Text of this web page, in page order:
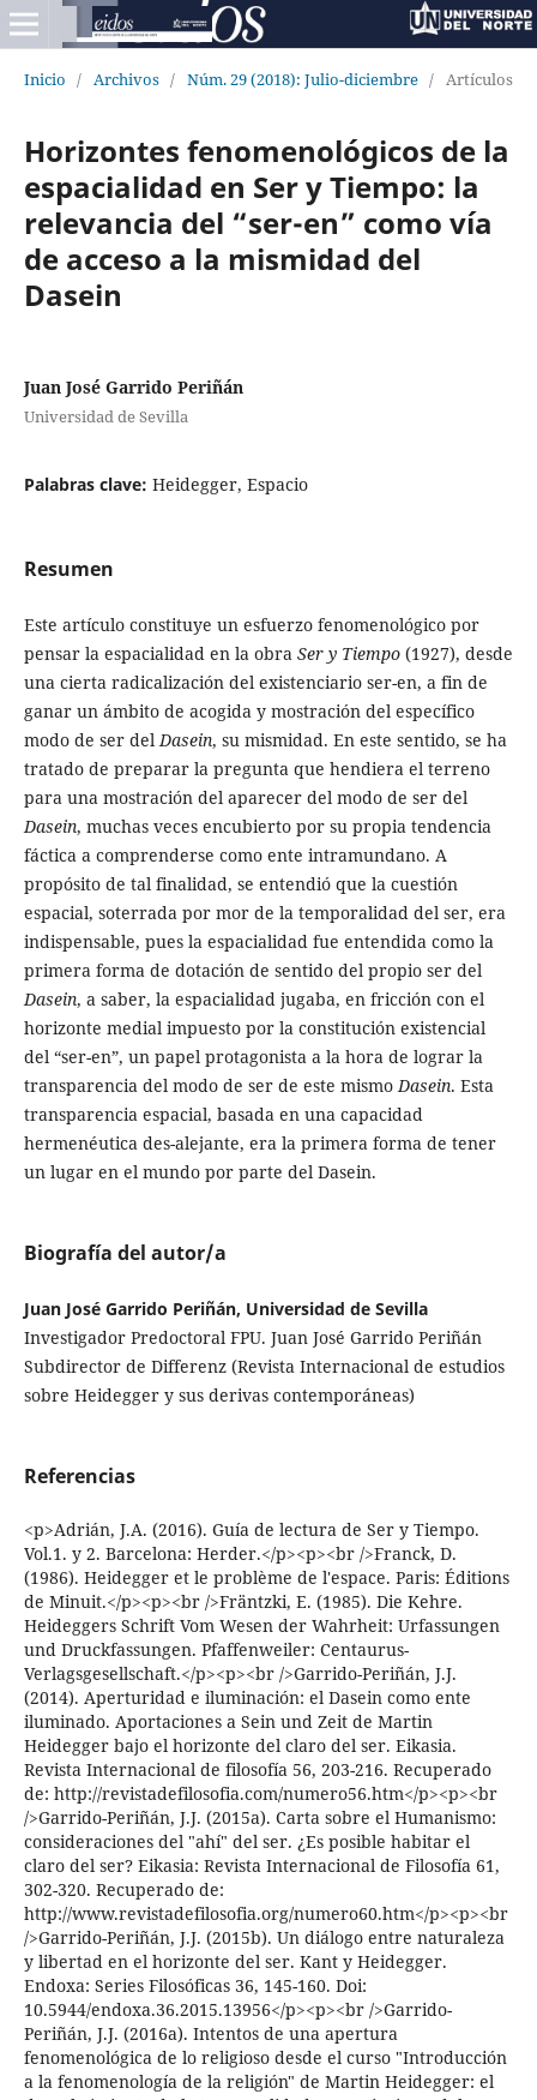
Inicio / Archivos / Núm. 29 (2018): Julio-diciembre / Artículos
Horizontes fenomenológicos de la
espacialidad en Ser y Tiempo: la
relevancia del “ser-en” como vía
de acceso a la mismidad del
Dasein
Juan José Garrido Periñán
Universidad de Sevilla
Palabras clave: Heidegger, Espacio
Resumen
Este artículo constituye un esfuerzo fenomenológico por
pensar la espacialidad en la obra Ser y Tiempo (1927), desde
una cierta radicalización del existenciario ser-en, a fin de
ganar un ámbito de acogida y mostración del específico
modo de ser delDasein, su mismidad. En este sentido, se ha
tratado de preparar la pregunta que hendiera el terreno
para una mostración del aparecer del modo de ser del
Dasein, muchas veces encubierto por su propia tendencia
fáctica a comprenderse como ente intramundano. A
propósito de tal finalidad, se entendió que la cuestión
espacial, soterrada por mor de la temporalidad del ser, era
indispensable, pues la espacialidad fue entendida como la
primera forma de dotación de sentido del propio ser del
Dasein, a saber, la espacialidad jugaba, en fricción con el
horizonte medial impuesto por la constitución existencial
del “ser-en”, un papel protagonista a la hora de lograr la
transparencia del modo de ser de este mismoDasein. Esta
transparencia espacial, basada en una capacidad
hermenéutica des-alejante, era la primera forma de tener
un lugar en el mundo por parte del Dasein.
Biografía del autor/a
Juan José Garrido Periñán, Universidad de Sevilla
Investigador Predoctoral FPU. Juan José Garrido Periñán
Subdirector de Differenz (Revista Internacional de estudios
sobre Heidegger y sus derivas contemporáneas)
Referencias
<p>Adrián, J.A. (2016). Guía de lectura de Ser y Tiempo.
Vol.1. y 2. Barcelona: Herder.</p><p><br />Franck, D.
(1986). Heidegger et le problème de l'espace. Paris: Éditions
de Minuit.</p><p><br />Fräntzki, E. (1985). Die Kehre.
Heideggers Schrift Vom Wesen der Wahrheit: Urfassungen
und Druckfassungen. Pfaffenweiler: Centaurus-
Verlagsgesellschaft.</p><p><br />Garrido-Periñán, J.J.
(2014). Aperturidad e iluminación: el Dasein como ente
iluminado. Aportaciones a Sein und Zeit de Martin
Heidegger bajo el horizonte del claro del ser. Eikasia.
Revista Internacional de filosofía 56, 203-216. Recuperado
de: http://revistadefilosofia.com/numero56.htm</p><p><br
/>Garrido-Periñán, J.J. (2015a). Carta sobre el Humanismo:
consideraciones del "ahí" del ser. ¿Es posible habitar el
claro del ser? Eikasia: Revista Internacional de Filosofía 61,
302-320. Recuperado de:
http://www.revistadefilosofia.org/numero60.htm</p><p><br
/>Garrido-Periñán, J.J. (2015b). Un diálogo entre naturaleza
y libertad en el horizonte del ser. Kant y Heidegger.
Endoxa: Series Filosóficas 36, 145-160. Doi:
10.5944/endoxa.36.2015.13956</p><p><br />Garrido-
Periñán, J.J. (2016a). Intentos de una apertura
fenomenológica de lo religioso desde el curso "Introducción
a la fenomenología de la religión" de Martin Heidegger: el